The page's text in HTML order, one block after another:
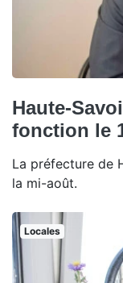
Haute-
fonction le
La préfecture de
la mi-août.
Locales